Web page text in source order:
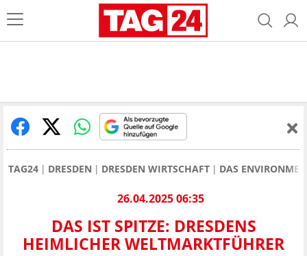
TAG24 DRESDEN DRESDEN WIRTSCHAFT DAS
26.04.2025 06:35
DAS IST SPITZE: DRESDENS
HEIMLICHER WELTMARKTFÜHRER